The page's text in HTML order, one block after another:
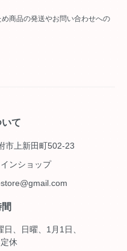
商品の発送やお問い合わせへの
て
上新田町502-23
ンショップ
、日曜、1月1日、
休